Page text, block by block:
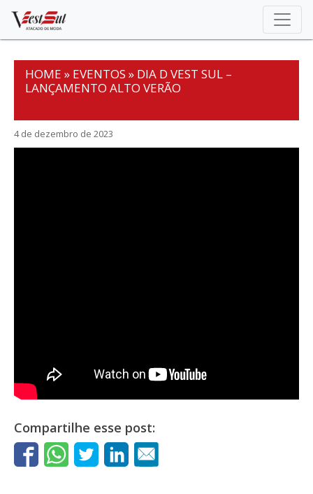
content
HOME » EVENTOS » DIA D VEST SUL –
LANÇAMENTO ALTO VERÃO
4 de dezembro de 2023
Compartilhe esse post: